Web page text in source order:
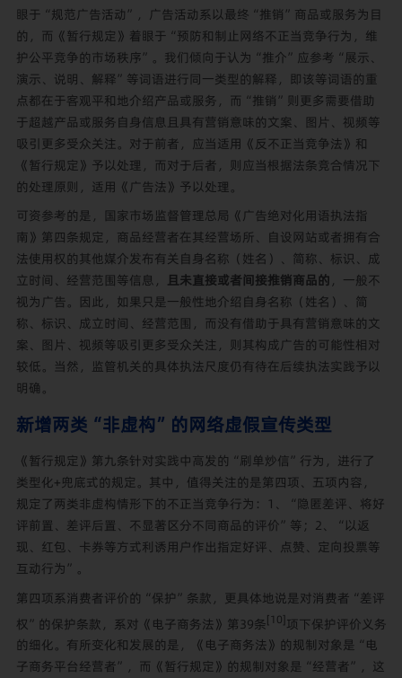
眼于“规范广告活动”，广告活动系以最终“推销”商品或服务为目
的，而《暂行规定》着眼于“预防和制止网络不正当竞争行为，维
护公平竞争的市场秩序”。我们倾向于认为“推介”应参考“展示、
演示、说明、解释”等词语进行同一类型的解释，即该等词语的重
点都在于客观平和地介绍产品或服务，而“推销”则更多需要借助
于超越产品或服务自身信息且具有营销意味的文案、图片、视频等
吸引更多受众关注。对于前者，应当适用《反不正当竞争法》和
《暂行规定》予以处理，而对于后者，则应当根据法条竞合情况下
的处理原则，适用《广告法》予以处理。
可资参考的是，国家市场监督管理总局《广告绝对化用语执法指
南》第四条规定，商品经营者在其经营场所、自设网站或者拥有合
法使用权的其他媒介发布有关自身名称（姓名）、简称、标识、成
立时间、经营范围等信息， 且未直接或者间接推销商品的 ，一般不
视为广告。因此，如果只是一般性地介绍自身名称（姓名）、简
称、标识、成立时间、经营范围，而没有借助于具有营销意味的文
案、图片、视频等吸引更多受众关注，则其构成广告的可能性相对
较低。当然，监管机关的具体执法尺度仍有待在后续执法实践予以
明确。
新增两类“非虚构”的网络虚假宣传类型
《暂行规定》第九条针对实践中高发的“刷单炒信”行为，进行了
类型化+兜底式的规定。其中，值得关注的是第四项、五项内容，
规定了两类非虚构情形下的不正当竞争行为：1、“隐匿差评、将好
评前置、差评后置、不显著区分不同商品的评价”等；2、“以返
现、红包、卡券等方式利诱用户作出指定好评、点赞、定向投票等
互动行为”。
第四项系消费者评价的“保护”条款，更具体地说是对消费者“差评
权”的保护条款，系对《电子商务法》第39条[10]项下保护评价义务
的细化。有所变化和发展的是，《电子商务法》的规制对象是“电
子商务平台经营者”，而《暂行规定》的规制对象是“经营者”，这